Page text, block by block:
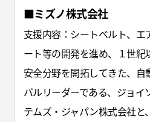
■ミズノ株式会社
支援内容：シートベルト、エ
ート等の開発を進め、１世
安全分野を開拓してきた、
バルリーダーである、ジョイ
テムズ・ジャパン株式会社と